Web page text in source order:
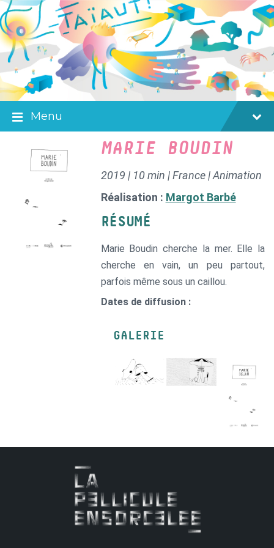
Skip
to
content
Skip
to
main
navigation
Skip
to
footer
Menu
MARIE BOUDIN
2019 | 10 min | France | Animation
Réalisation : Margot Barbé
RÉSUMÉ
Marie Boudin cherche la mer. Elle la
cherche en vain, un peu partout,
parfois même sous un caillou.
Dates de diffusion :
GALERIE